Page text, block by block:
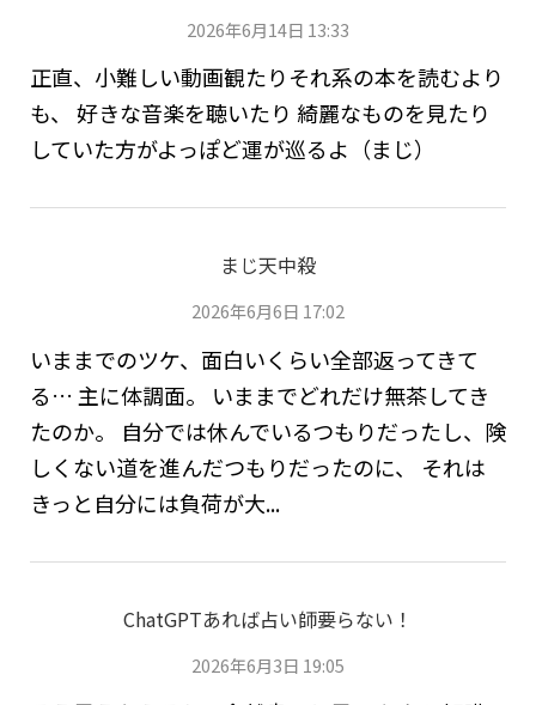
2026年6月14日 13:33
正直、小難しい動画観たりそれ系の本を読むより
も、 好きな音楽を聴いたり 綺麗なものを見たり
していた方がよっぽど運が巡るよ（まじ）
まじ天中殺
2026年6月6日 17:02
いままでのツケ、面白いくらい全部返ってきて
る… 主に体調面。 いままでどれだけ無茶してき
たのか。 自分では休んでいるつもりだったし、険
しくない道を進んだつもりだったのに、 それは
きっと自分には負荷が大...
ChatGPTあれば占い師要らない！
2026年6月3日 19:05